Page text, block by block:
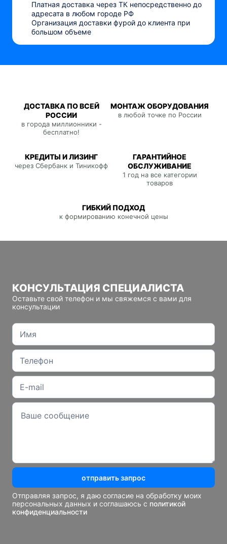
Платная доставка через ТК непосредственно до
адресата в любом городе РФ
Организация доставки фурой до клиента при
большом объеме
ДОСТАВКА ПО ВСЕЙ
РОССИИ
в города миллионники -
бесплатно!
МОНТАЖ ОБОРУДОВАНИЯ
в любой точке по России
КРЕДИТЫ И ЛИЗИНГ
через Сбербанк и Тиникофф
ГАРАНТИЙНОЕ
ОБСЛУЖИВАНИЕ
1 год на все категории
товаров
ГИБКИЙ ПОДХОД
к формированию конечной цены
КОНСУЛЬТАЦИЯ СПЕЦИАЛИСТА
Оставьте свой телефон и мы свяжемся с вами для
консультации
отправить запрос
Отправляя запрос, я даю согласие на обработку моих
персональных данных и соглашаюсь с политикой
конфиденциальности